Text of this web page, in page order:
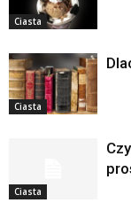
Ciasta
Ciasta
Ciasta